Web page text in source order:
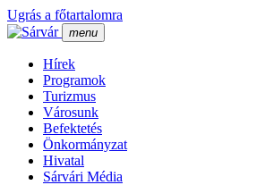
Ugrás a főtartalomra
menu
Hí­rek
Programok
Turizmus
Városunk
Befektetés
Önkormányzat
Hivatal
Sárvári Média